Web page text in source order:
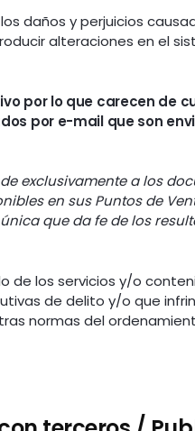
daños y perjuicios
alteraciones en el
por lo que carecen de
por e-mail que son
exclusivamente a los
en sus Puntos de
que da fe de los
de los servicios y/o
de delito y/o que
normas del